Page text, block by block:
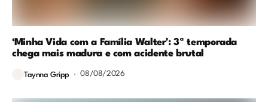
‘Minha Vida com a Família Walter’: 3ª temporada
chega mais madura e com acidente brutal
Taynna Gripp 08/08/2026